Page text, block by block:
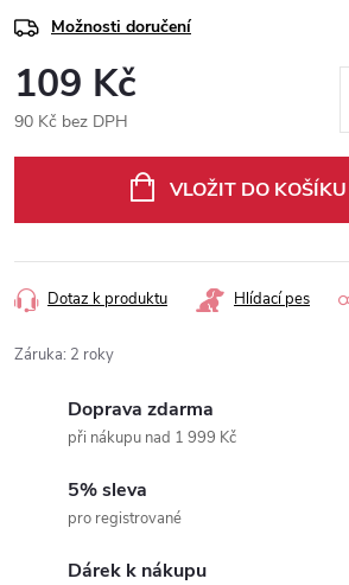
Možnosti doručení
109 Kč
90 Kč bez DPH
VLOŽIT DO KOŠÍKU
Dotaz k produktu Hlídací pes
Záruka: 2 roky
Doprava zdarma
při nákupu nad 1 999 Kč
5% sleva
pro registrované
Dárek k nákupu